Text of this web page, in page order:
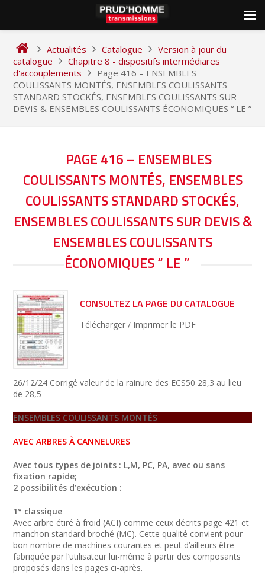
content
Actualités Catalogue
Version à jour du
catalogue
Chapitre 8 - dispositifs intermédiares
d'accouplements
Page 416 – ENSEMBLES
COULISSANTS MONTÉS, ENSEMBLES COULISSANTS
STANDARD STOCKÉS, ENSEMBLES COULISSANTS SUR
DEVIS & ENSEMBLES COULISSANTS ÉCONOMIQUES “ LE ”
PAGE 416 – ENSEMBLES
COULISSANTS MONTÉS, ENSEMBLES
COULISSANTS STANDARD STOCKÉS,
ENSEMBLES COULISSANTS SUR DEVIS &
ENSEMBLES COULISSANTS
ÉCONOMIQUES “ LE ”
CONSULTEZ LA PAGE DU CATALOGUE
Télécharger / Imprimer le PDF
26/12/24 Corrigé valeur de la rainure des ECS50 28,3 au lieu
de 28,5
ENSEMBLES COULISSANTS MONTÉS
AVEC ARBRES À CANNELURES
Avec tous types de joints : L,M, PC, PA, avec ou sans
fixation rapide;
2 possibilités d’exécution :
1° classique
Avec arbre étiré à froid (ACI) comme ceux décrits page 421 et
manchon standard broché (MC). Cette qualité convient pour
bon nombre de machines courantes et peut d’ailleurs être
fabriquée par l’utilisateur lui-même à partir des composants
proposés dans les pages ci-après.
NAVIGATION
DE
L’ARTICLE